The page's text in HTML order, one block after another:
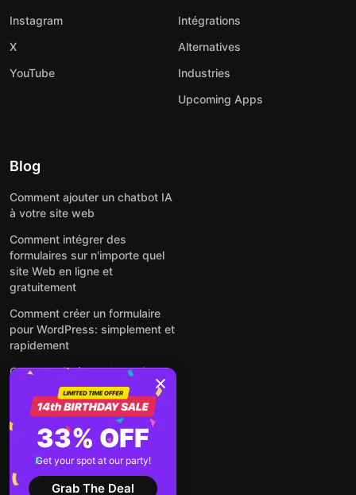
Instagram
X
YouTube
Intégrations
Alternatives
Industries
Upcoming Apps
Blog
Comment ajouter un chatbot IA
à votre site web
Comment intégrer des
formulaires sur n'importe quel
site Web en ligne et
gratuitement
Comment créer un formulaire
pour WordPress: simplement et
rapidement
Comment intégrer des avis
Google gratuitement sur un site
web
Comment intégrer une fenêtre
contextuelle sur n'importe quel
site Web
Voir tous les articles
33% OFF
Get your spot at our party!
Grab The Deal